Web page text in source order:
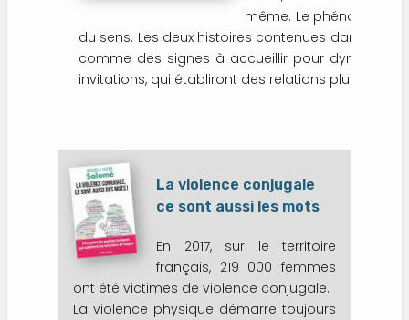
même. Le phénomène
du sens. Les deux histoires contenues dans le
comme des signes à accueillir pour dynamiser
invitations, qui établiront des relations plus
La violence conjugale
ce sont aussi les mots
En 2017, sur le territoire
français, 219 000 femmes
ont été victimes de violence conjugale.
La violence physique démarre toujours